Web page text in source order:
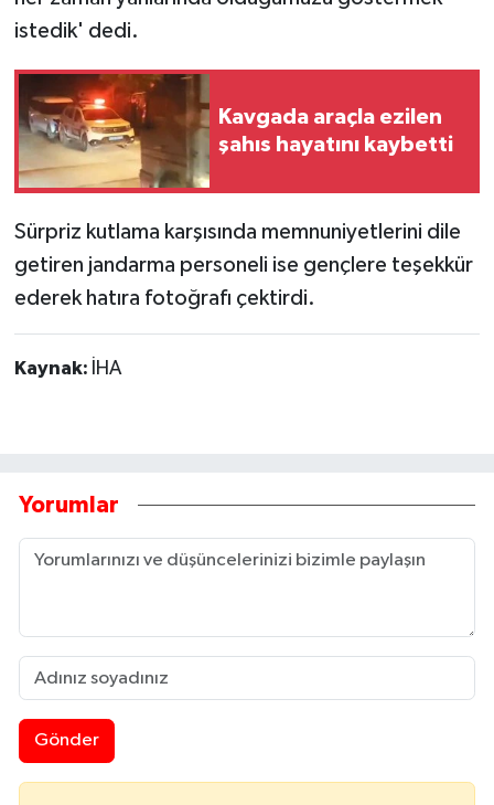
istedik' dedi.
Kavgada araçla ezilen
şahıs hayatını kaybetti
Sürpriz kutlama karşısında memnuniyetlerini dile
getiren jandarma personeli ise gençlere teşekkür
ederek hatıra fotoğrafı çektirdi.
Kaynak: İHA
Yorumlar
Gönder